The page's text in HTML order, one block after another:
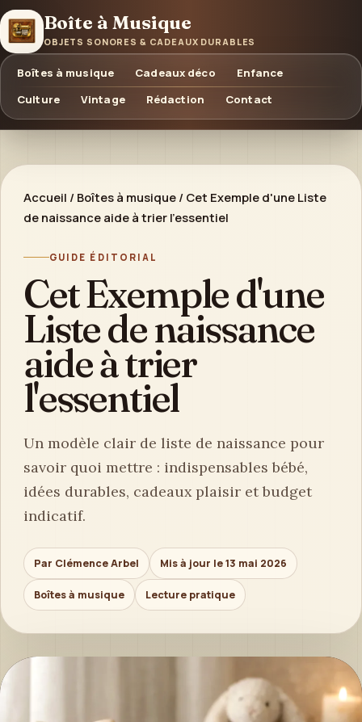
Boîte à Musique
OBJETS SONORES & CADEAUX DURABLES
Boîtes à musique Cadeaux déco
Enfance
Culture
Vintage Rédaction Contact
Accueil / Boîtes à musique / Cet Exemple d'une Liste
de naissance aide à trier l'essentiel
GUIDE ÉDITORIAL
Cet Exemple d'une
Liste de naissance
aide à trier
l'essentiel
Un modèle clair de liste de naissance pour
savoir quoi mettre : indispensables bébé,
idées durables, cadeaux plaisir et budget
indicatif.
Par Clémence Arbel Mis à jour le 13 mai 2026
Boîtes à musique Lecture pratique